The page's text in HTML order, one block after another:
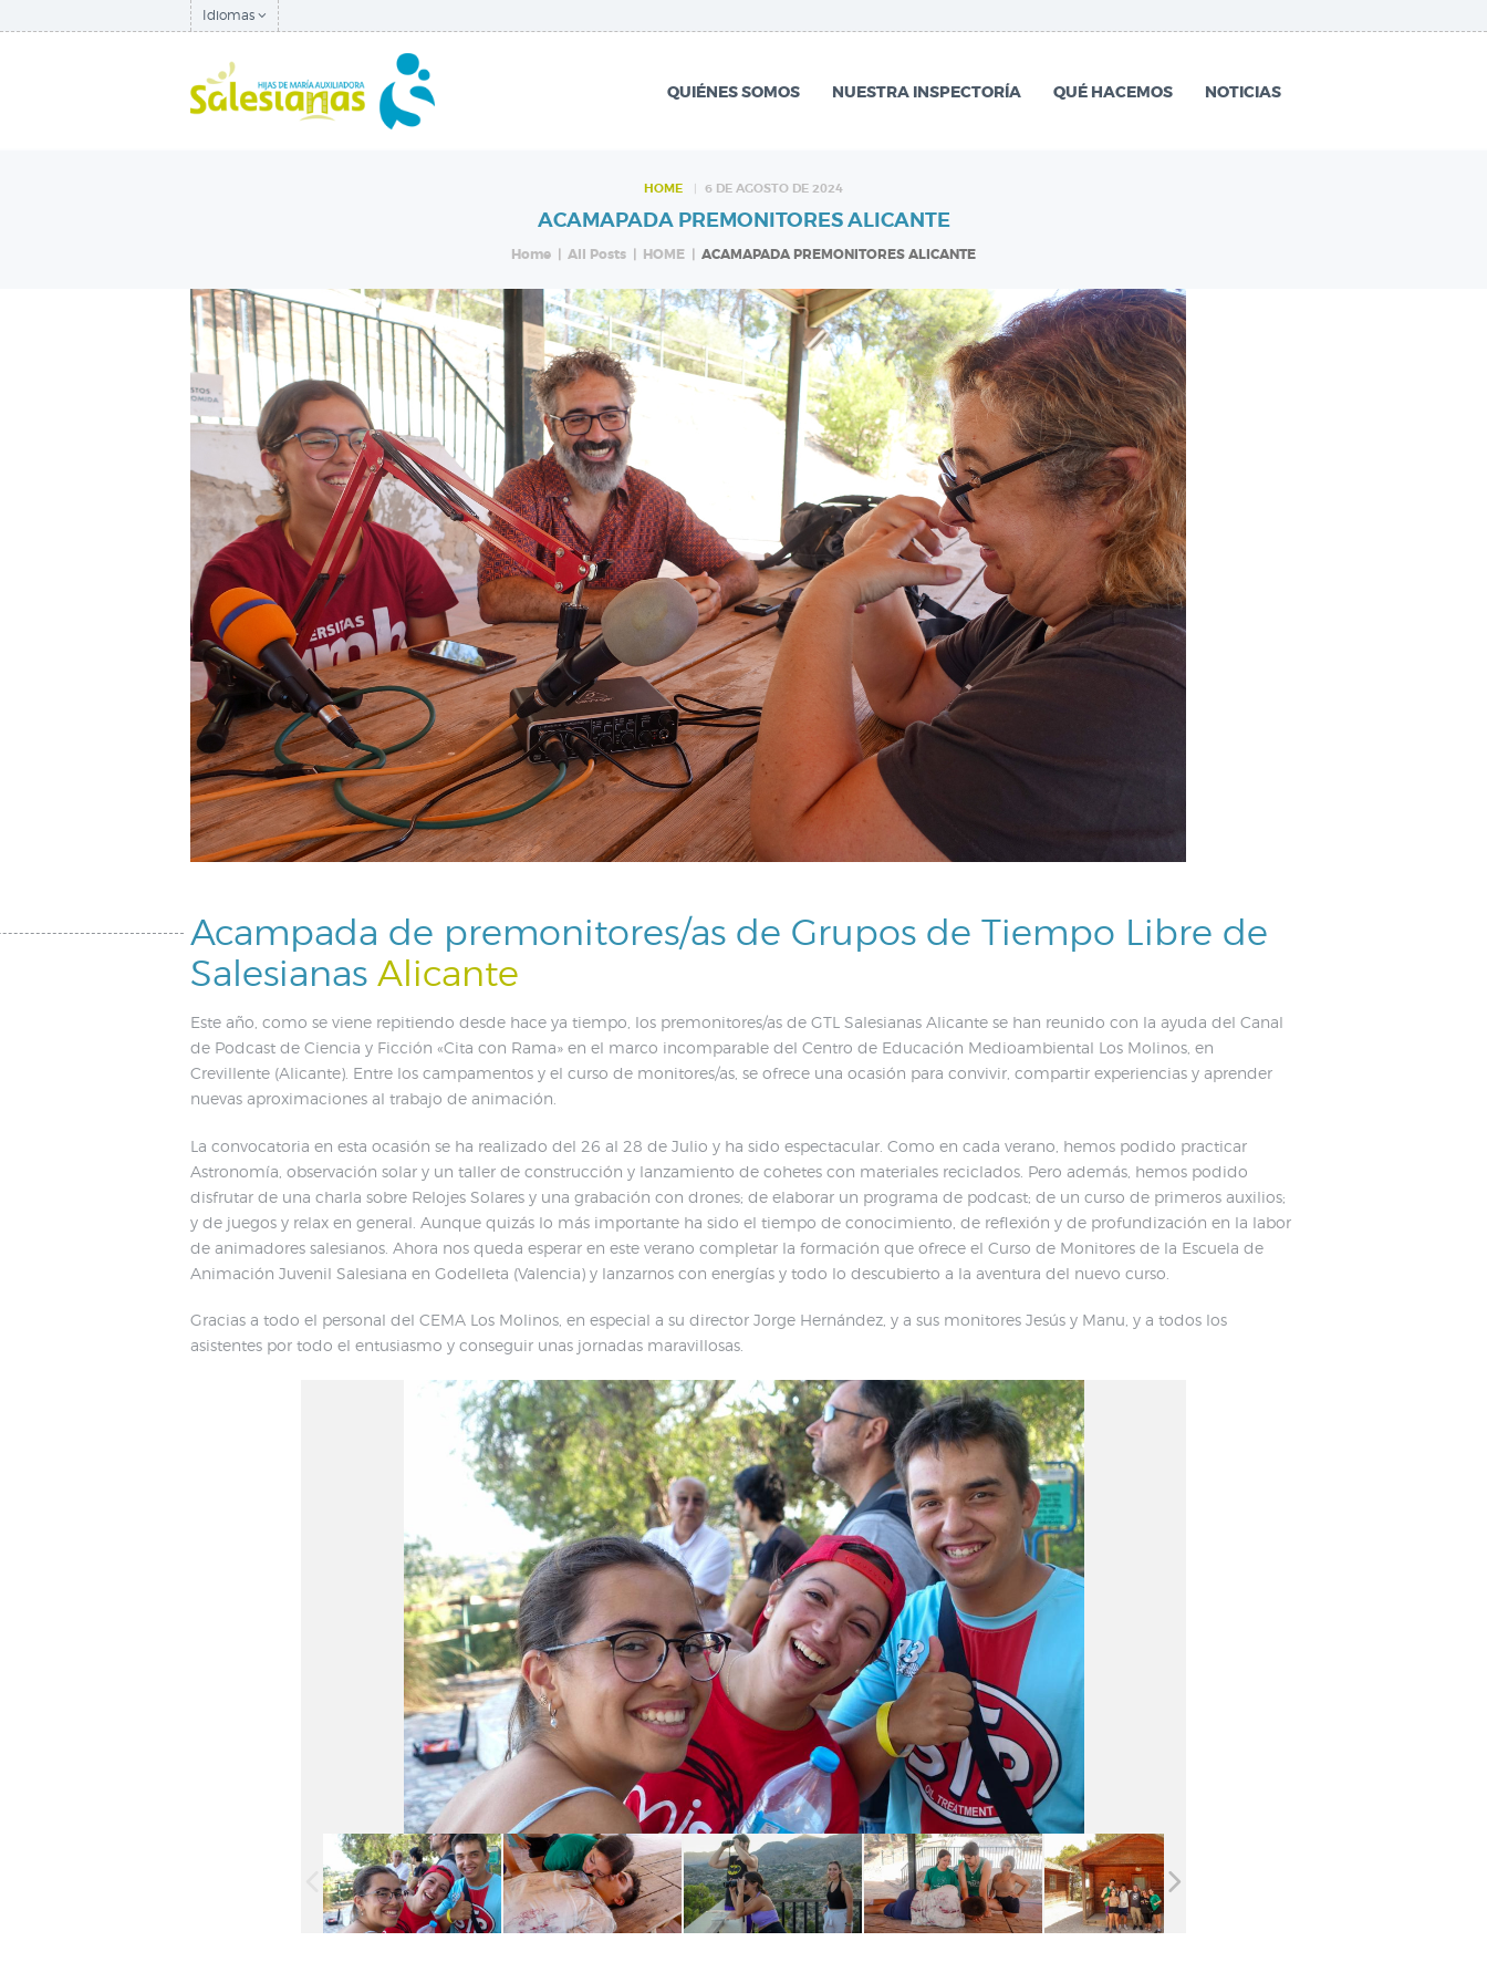
Idiomas
QUIÉNES SOMOS NUESTRA INSPECTORÍA QUÉ HACEMOS NOTICIAS
HOME 6 DE AGOSTO DE 2024
ACAMAPADA PREMONITORES ALICANTE
Home All Posts HOME ACAMAPADA PREMONITORES ALICANTE
QUIÉNES SOMOS
NUESTRA
QUÉ HACEMOS
NOTICIAS
Acampada de premonitores/as de Grupos de Tiempo Libre de
Salesianas Alicante
Este año, como se viene repitiendo desde hace ya tiempo, los premonitores/as de GTL Salesianas Alicante se han reunido con la ayuda del Canal
de Podcast de Ciencia y Ficción «Cita con Rama» en el marco incomparable del Centro de Educación Medioambiental Los Molinos, en
Crevillente (Alicante). Entre los campamentos y el curso de monitores/as, se ofrece una ocasión para convivir, compartir experiencias y aprender
nuevas aproximaciones al trabajo de animación.
La convocatoria en esta ocasión se ha realizado del 26 al 28 de Julio y ha sido espectacular. Como en cada verano, hemos podido practicar
Astronomía, observación solar y un taller de construcción y lanzamiento de cohetes con materiales reciclados. Pero además, hemos podido
disfrutar de una charla sobre Relojes Solares y una grabación con drones; de elaborar un programa de podcast; de un curso de primeros auxilios;
y de juegos y relax en general. Aunque quizás lo más importante ha sido el tiempo de conocimiento, de reflexión y de profundización en la labor
de animadores salesianos. Ahora nos queda esperar en este verano completar la formación que ofrece el Curso de Monitores de la Escuela de
Animación Juvenil Salesiana en Godelleta (Valencia) y lanzarnos con energías y todo lo descubierto a la aventura del nuevo curso.
Gracias a todo el personal del CEMA Los Molinos, en especial a su director Jorge Hernández, y a sus monitores Jesús y Manu, y a todos los
asistentes por todo el entusiasmo y conseguir unas jornadas maravillosas.